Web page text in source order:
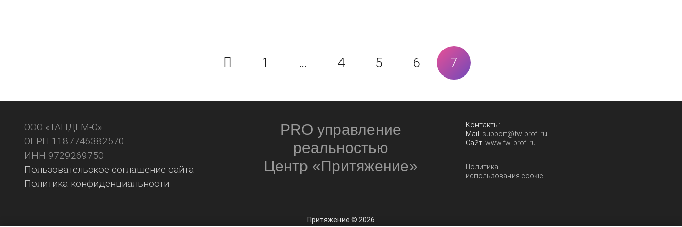
1 … 4 5 6 7
ООО «ТАНДЕМ-С»
ОГРН 1187746382570
ИНН 9729269750
Пользовательское соглашение сайта
Политика конфиденциальности
PRO управление
реальностью
Центр «Притяжение»
Контакты:
Mail: support@fw-profi.ru
Сайт:www.fw-profi.ru
Политика
использования cookie
Притяжение © 2026